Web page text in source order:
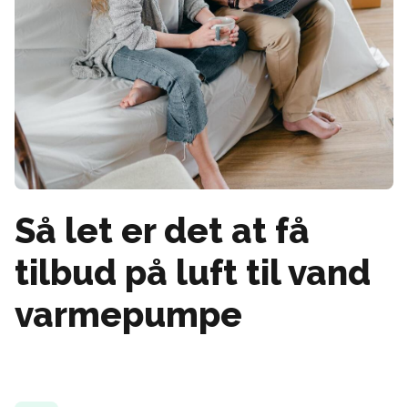
Så let er det at få
tilbud på luft til vand
varmepumpe